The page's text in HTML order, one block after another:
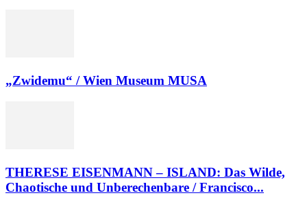
„Zwidemu“ / Wien Museum MUSA
THERESE EISENMANN – ISLAND: Das Wilde,
Chaotische und Unberechenbare / Francisco...